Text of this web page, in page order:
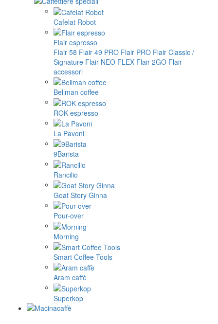
Cafelat Robot
Flair espresso
Flair 58 Flair 49 PRO Flair PRO Flair Classic /
Signature Flair NEO FLEX Flair 2GO Flair
accessori
Bellman coffee
ROK espresso
La Pavoni
9Barista
Rancilio
Goat Story Ginna
Pour-over
Morning
Smart Coffee Tools
Aram caffè
Superkop